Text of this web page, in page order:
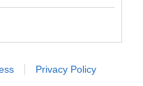
Privacy Policy
Αν κάνεις 10/10 σε
Έλληνας!